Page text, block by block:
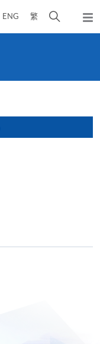
ENG 繁
开
弹
出